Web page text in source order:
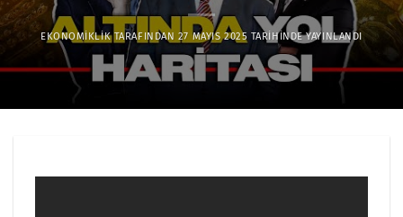
EKONOMIKLIKTARAFINDAN 27 MAYIS 2025 TARIHINDE YAYINLANDI